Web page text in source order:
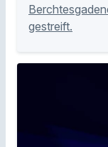
gestreift.